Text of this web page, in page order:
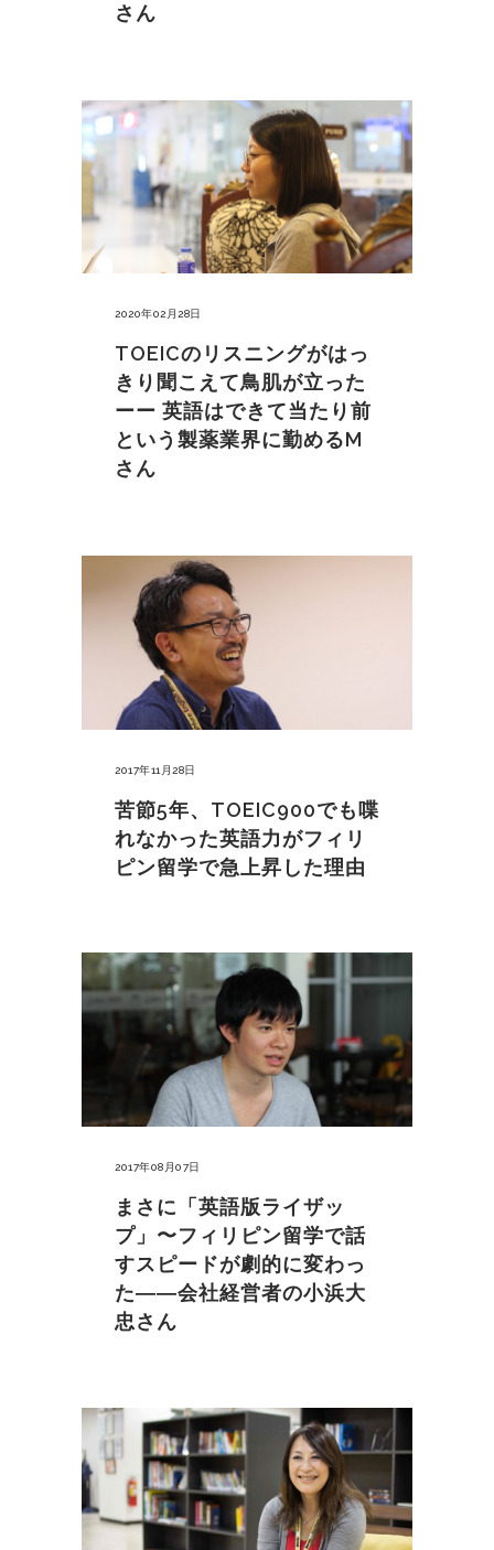
さん
2020年02月28日
TOEICのリスニングがはっ
きり聞こえて鳥肌が立った
ーー 英語はできて当たり前
という製薬業界に勤めるM
さん
2017年11月28日
苦節5年、TOEIC900でも喋
れなかった英語力がフィリ
ピン留学で急上昇した理由
2017年08月07日
まさに「英語版ライザッ
プ」〜フィリピン留学で話
すスピードが劇的に変わっ
た――会社経営者の小浜大
忠さん